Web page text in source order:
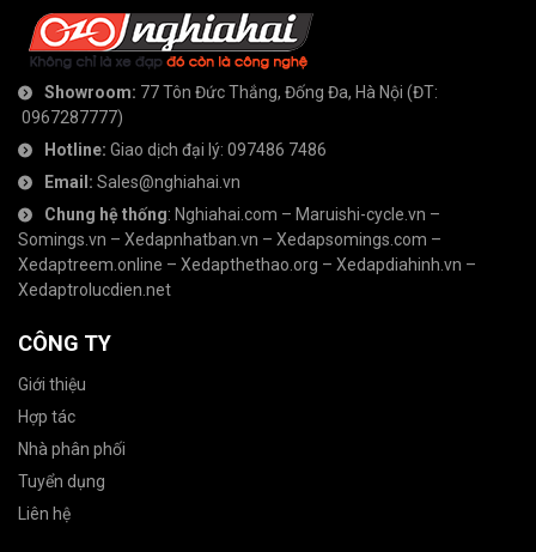
Showroom: 77 Tôn Đức Thắng, Đống Đa, Hà Nội (ĐT:
0967287777)
Hotline: Giao dịch đại lý: 097486 7486
Email: Sales@nghiahai.vn
Chung hệ thống: Nghiahai.com – Maruishi-cycle.vn –
Somings.vn – Xedapnhatban.vn – Xedapsomings.com –
Xedaptreem.online – Xedapthethao.org – Xedapdiahinh.vn –
Xedaptrolucdien.net
CÔNG TY
Giới thiệu
Hợp tác
Nhà phân phối
Tuyển dụng
Liên hệ